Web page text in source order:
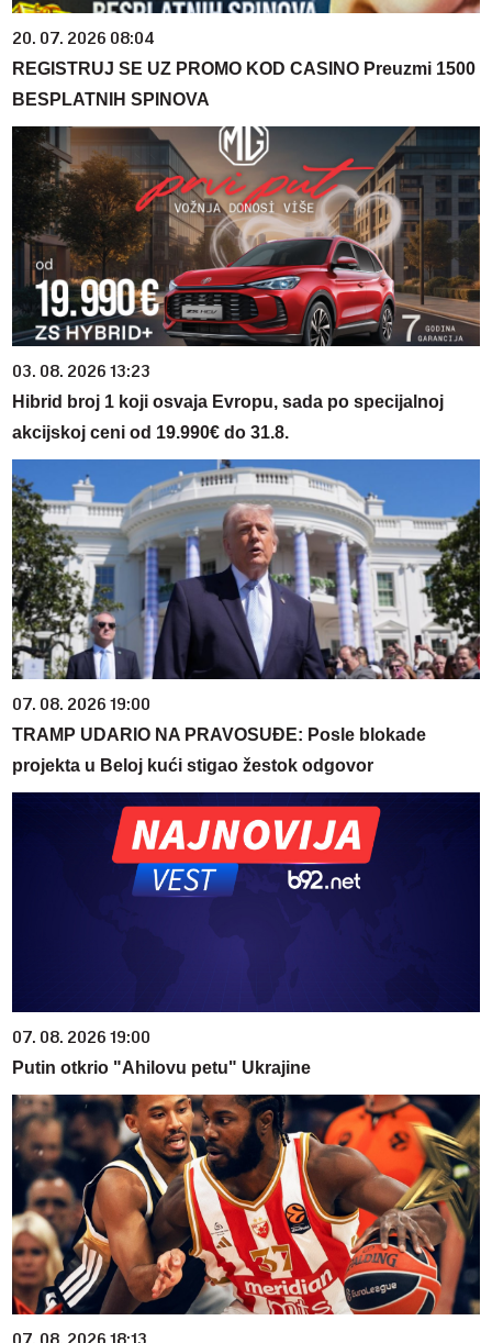
20. 07. 2026 08:04
REGISTRUJ SE UZ PROMO KOD CASINO Preuzmi 1500
BESPLATNIH SPINOVA
03. 08. 2026 13:23
Hibrid broj 1 koji osvaja Evropu, sada po specijalnoj
akcijskoj ceni od 19.990€ do 31.8.
07. 08. 2026 19:00
TRAMP UDARIO NA PRAVOSUĐE: Posle blokade
projekta u Beloj kući stigao žestok odgovor
07. 08. 2026 19:00
Putin otkrio "Ahilovu petu" Ukrajine